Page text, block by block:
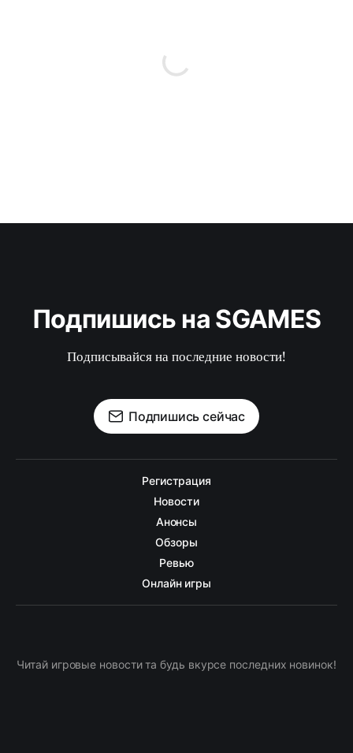
Подпишись на SGAMES
Подписывайся на последние новости!
Подпишись сейчас
Регистрация
Новости
Анонсы
Обзоры
Ревью
Онлайн игры
Читай игровые новости та будь вкурсе последних новинок!